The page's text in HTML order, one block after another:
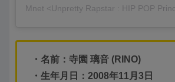
・名前：寺園 璃音 (RINO)
・生年月日：2008年11月3日